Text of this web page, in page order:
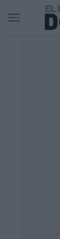
Ir al contenido